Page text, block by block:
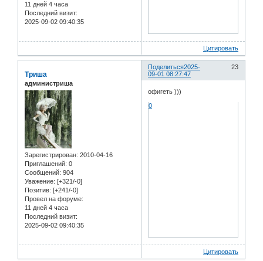
11 дней 4 часа
Последний визит:
2025-09-02 09:40:35
Цитировать
Поделиться 23
2025-
09-01 08:27:47
Триша
администриша
Зарегистрирован: 2010-04-16
Приглашений: 0
Сообщений: 904
Уважение: [+321/-0]
Позитив: [+241/-0]
Провел на форуме:
11 дней 4 часа
Последний визит:
2025-09-02 09:40:35
офигеть )))
0
Цитировать